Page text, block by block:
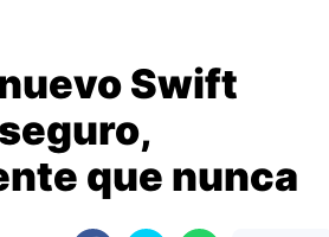
Swift
que nunca